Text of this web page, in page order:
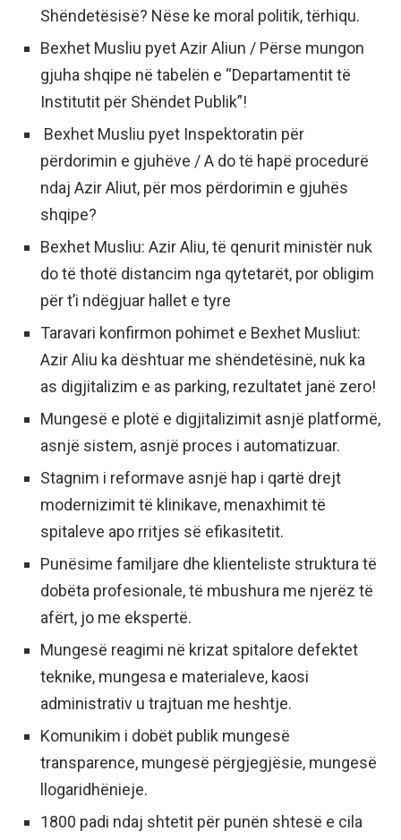
Shëndetësisë? Nëse ke moral politik, tërhiqu.
Bexhet Musliu pyet Azir Aliun / Përse mungon
gjuha shqipe në tabelën e “Departamentit të
Institutit për Shëndet Publik”!
Bexhet Musliu pyet Inspektoratin për
përdorimin e gjuhëve / A do të hapë procedurë
ndaj Azir Aliut, për mos përdorimin e gjuhës
shqipe?
Bexhet Musliu: Azir Aliu, të qenurit ministër nuk
do të thotë distancim nga qytetarët, por obligim
për t’i ndëgjuar hallet e tyre
Taravari konfirmon pohimet e Bexhet Musliut:
Azir Aliu ka dështuar me shëndetësinë, nuk ka
as digjitalizim e as parking, rezultatet janë zero!
Mungesë e plotë e digjitalizimit asnjë platformë,
asnjë sistem, asnjë proces i automatizuar.
Stagnim i reformave asnjë hap i qartë drejt
modernizimit të klinikave, menaxhimit të
spitaleve apo rritjes së efikasitetit.
Punësime familjare dhe klienteliste struktura të
dobëta profesionale, të mbushura me njerëz të
afërt, jo me ekspertë.
Mungesë reagimi në krizat spitalore defektet
teknike, mungesa e materialeve, kaosi
administrativ u trajtuan me heshtje.
Komunikim i dobët publik mungesë
transparence, mungesë përgjegjësie, mungesë
llogaridhënieje.
1800 padi ndaj shtetit për punën shtesë e cila